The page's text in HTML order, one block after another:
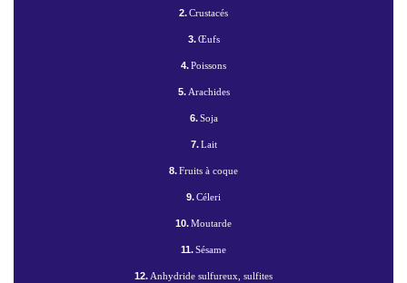
2.Crustacés
3.Œufs
4.Poissons
5.Arachides
6.Soja
7.Lait
8.Fruits à coque
9.Céleri
10.Moutarde
11.Sésame
12.Anhydride sulfureux, sulfites